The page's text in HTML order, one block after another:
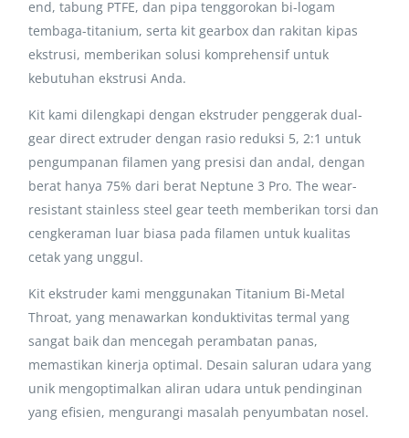
end, tabung PTFE, dan pipa tenggorokan bi-logam
tembaga-titanium, serta kit gearbox dan rakitan kipas
ekstrusi, memberikan solusi komprehensif untuk
kebutuhan ekstrusi Anda.
Kit kami dilengkapi dengan ekstruder penggerak dual-
gear direct extruder dengan rasio reduksi 5, 2:1 untuk
pengumpanan filamen yang presisi dan andal, dengan
berat hanya 75% dari berat Neptune 3 Pro. The wear-
resistant stainless steel gear teeth memberikan torsi dan
cengkeraman luar biasa pada filamen untuk kualitas
cetak yang unggul.
Kit ekstruder kami menggunakan Titanium Bi-Metal
Throat, yang menawarkan konduktivitas termal yang
sangat baik dan mencegah perambatan panas,
memastikan kinerja optimal. Desain saluran udara yang
unik mengoptimalkan aliran udara untuk pendinginan
yang efisien, mengurangi masalah penyumbatan nosel.